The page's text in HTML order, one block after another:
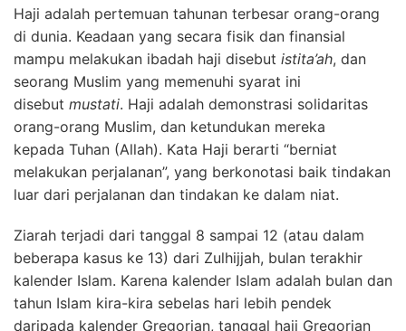
Haji adalah pertemuan tahunan terbesar orang-orang
di dunia. Keadaan yang secara fisik dan finansial
mampu melakukan ibadah haji disebut istita’ah, dan
seorang Muslim yang memenuhi syarat ini
disebut mustati. Haji adalah demonstrasi solidaritas
orang-orang Muslim, dan ketundukan mereka
kepada Tuhan (Allah). Kata Haji berarti “berniat
melakukan perjalanan”, yang berkonotasi baik tindakan
luar dari perjalanan dan tindakan ke dalam niat.
Ziarah terjadi dari tanggal 8 sampai 12 (atau dalam
beberapa kasus ke 13) dari Zulhijjah, bulan terakhir
kalender Islam. Karena kalender Islam adalah bulan dan
tahun Islam kira-kira sebelas hari lebih pendek
daripada kalender Gregorian, tanggal haji Gregorian